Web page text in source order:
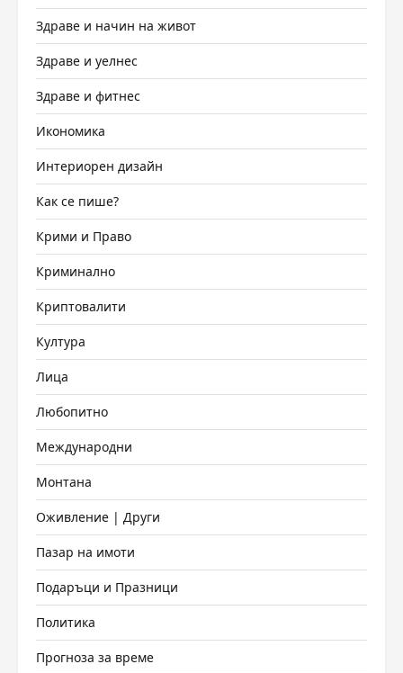
Здраве и начин на живот
Здраве и уелнес
Здраве и фитнес
Икономика
Интериорен дизайн
Как се пише?
Крими и Право
Криминално
Криптовалити
Култура
Лица
Любопитно
Международни
Монтана
Оживление | Други
Пазар на имоти
Подаръци и Празници
Политика
Прогноза за време